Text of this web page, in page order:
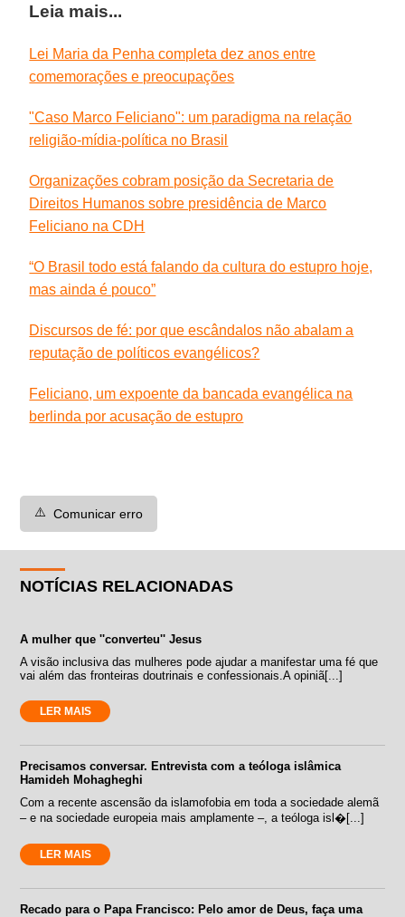
Leia mais...
Lei Maria da Penha completa dez anos entre
comemorações e preocupações
"Caso Marco Feliciano": um paradigma na relação
religião-mídia-política no Brasil
Organizações cobram posição da Secretaria de
Direitos Humanos sobre presidência de Marco
Feliciano na CDH
“O Brasil todo está falando da cultura do estupro hoje,
mas ainda é pouco”
Discursos de fé: por que escândalos não abalam a
reputação de políticos evangélicos?
Feliciano, um expoente da bancada evangélica na
berlinda por acusação de estupro
⚠️ Comunicar erro
NOTÍCIAS RELACIONADAS
A mulher que ''converteu'' Jesus
A visão inclusiva das mulheres pode ajudar a manifestar uma fé que
vai além das fronteiras doutrinais e confessionais.A opiniã[...]
LER MAIS
Precisamos conversar. Entrevista com a teóloga islâmica
Hamideh Mohagheghi
Com a recente ascensão da islamofobia em toda a sociedade alemã
– e na sociedade europeia mais amplamente –, a teóloga isl�[...]
LER MAIS
Recado para o Papa Francisco: Pelo amor de Deus, faça uma